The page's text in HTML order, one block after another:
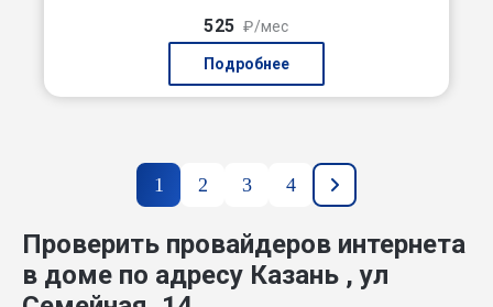
525 ₽/мес
Подробнее
1 2 3 4
Проверить провайдеров интернета
в доме по адресу Казань , ул